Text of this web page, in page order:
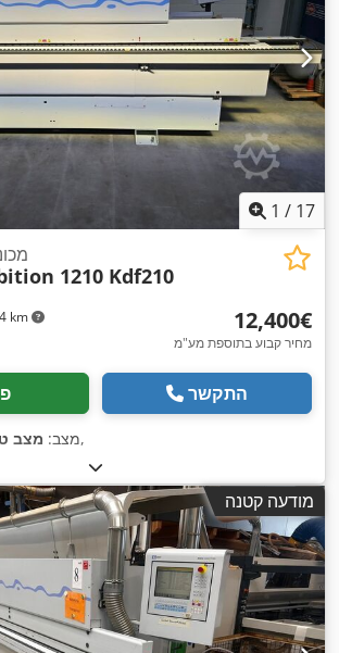
1 / 17
km
1210 Kdf210
‏12,400 ‏€
מחיר קבוע בתוספת מע"מ
התקשר
מצב: מצב ,
מודעה קטנה